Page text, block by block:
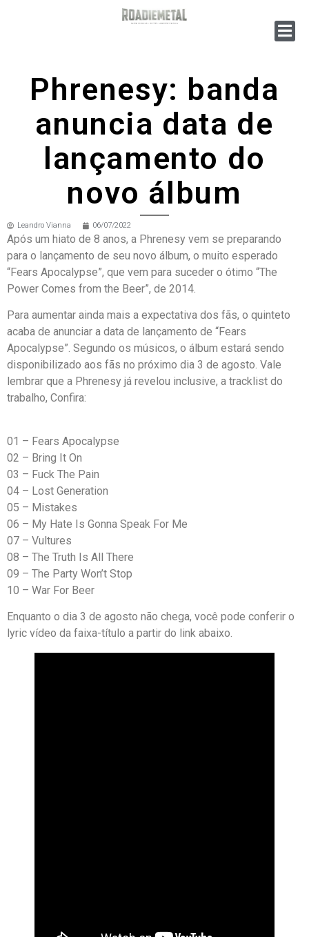
Phrenesy: banda
anuncia data de
lançamento do
novo álbum
Leandro Vianna 06/07/2022
Após um hiato de 8 anos, a Phrenesy vem se preparando
para o lançamento de seu novo álbum, o muito esperado
“Fears Apocalypse”, que vem para suceder o ótimo “The
Power Comes from the Beer”, de 2014.
Para aumentar ainda mais a expectativa dos fãs, o quinteto
acaba de anunciar a data de lançamento de “Fears
Apocalypse”. Segundo os músicos, o álbum estará sendo
disponibilizado aos fãs no próximo dia 3 de agosto. Vale
lembrar que a Phrenesy já revelou inclusive, a tracklist do
trabalho, Confira:
01 – Fears Apocalypse
02 – Bring It On
03 – Fuck The Pain
04 – Lost Generation
05 – Mistakes
06 – My Hate Is Gonna Speak For Me
07 – Vultures
08 – The Truth Is All There
09 – The Party Won’t Stop
10 – War For Beer
Enquanto o dia 3 de agosto não chega, você pode conferir o
lyric vídeo da faixa-título a partir do link abaixo.